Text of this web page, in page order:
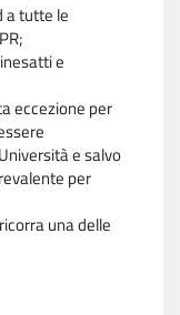
a tutte le
e
eccezione per
e salvo
per
una delle